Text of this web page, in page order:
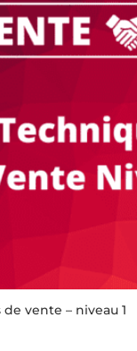
vente – niveau 1